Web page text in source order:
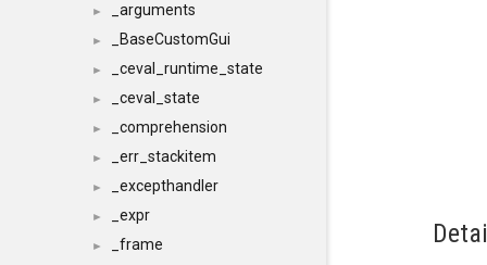
► _arguments
► _BaseCustomGui
► _ceval_runtime_state
► _ceval_state
► _comprehension
► _err_stackitem
► _excepthandler
► _expr
► _frame